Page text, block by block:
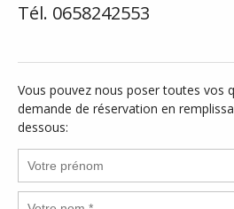
Tél. 0658242553
Vous pouvez nous poser toutes vos
demande de réservation en
dessous: